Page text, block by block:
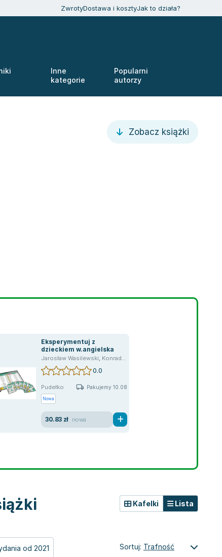
ZwrotyDostawa i kosztyJak to działa?
Inne
kategorie
Popularni
autorzy
Zobacz książki
Eksperymentuj z
dzieckiem w.angielska
Jarosław Wasilewski, Konrad Modzelewski
0.0
Pudełko Pakujemy 10.08
Nowa
30.83 zł nowa
od 2021
Kafelki Lista
Sortuj: Trafność